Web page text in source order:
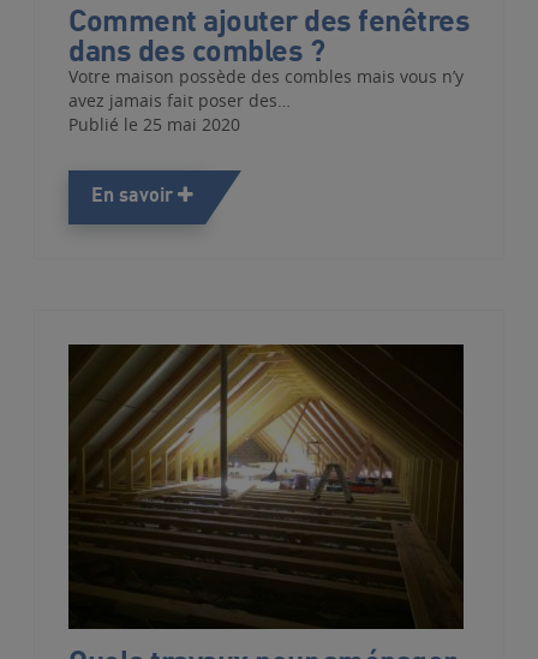
Comment ajouter des fenêtres
dans des combles ?
Votre maison possède des combles mais vous n’y
avez jamais fait poser des…
Publié le 25 mai 2020
En savoir